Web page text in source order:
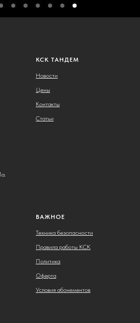
КСК ТАНДЕМ
Новости
Цены
Контакты
Статьи
ВАЖНОЕ
Техника безопасности
Правила работы КСК
Политика
Оферта
Условия абонементов